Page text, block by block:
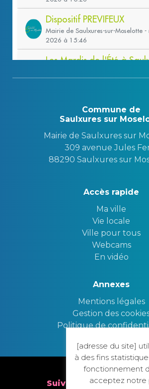
Commune de
Saulxures sur
Mairie de Saulxures sur
309 avenue Jules
88290 Saulxures sur
Accès rapide
Ma ville
Vie locale
Ville pour tous
Webcams
En vidéo
Annexes
Mentions légales
Gestion des
Politique de
Nous contacter
Suivez nous sur nos
[adresse du site]
à des fins
fonctionnement
acceptez notre